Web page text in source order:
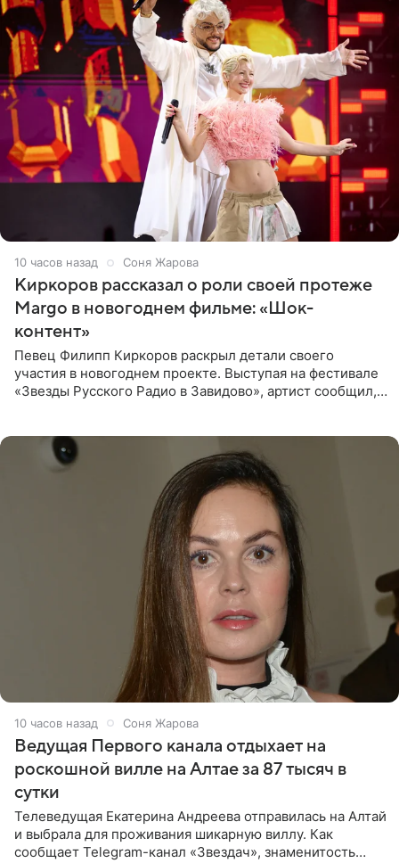
10 часов назад Соня Жарова
Киркоров рассказал о роли своей протеже
Margo в новогоднем фильме: «Шок-
контент»
Певец Филипп Киркоров раскрыл детали своего
участия в новогоднем проекте. Выступая на фестивале
«Звезды Русского Радио в Завидово», артист сообщил,
10 часов назад Соня Жарова
Ведущая Первого канала отдыхает на
роскошной вилле на Алтае за 87 тысяч в
сутки
Телеведущая Екатерина Андреева отправилась на Алтай
и выбрала для проживания шикарную виллу. Как
сообщает Telegram-канал «Звездач», знаменитость